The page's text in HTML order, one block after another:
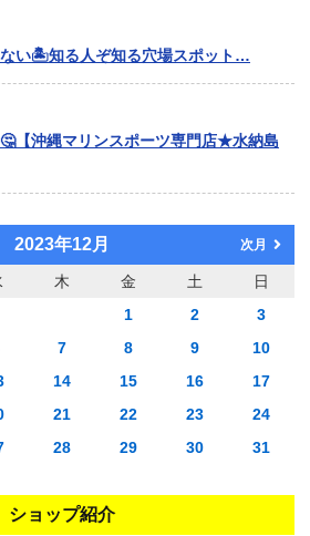
い🏝️知る人ぞ知る穴場スポット…
【沖縄マリンスポーツ専門店★水納島
2023年12月 次月
木 金 土
日
1
2
3
7 8 9
10
14 15 16
17
21 22 23
24
28 29 30 31
ショップ紹介